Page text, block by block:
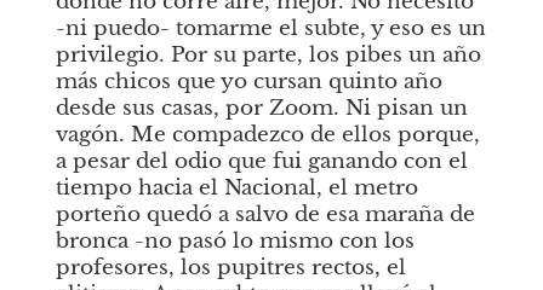
-ni puedo- tomarme el subte, y eso es un
privilegio. Por su parte, los pibes un año
más chicos que yo cursan quinto año
desde sus casas, por Zoom. Ni pisan un
vagón. Me compadezco de ellos porque,
a pesar del odio que fui ganando con el
tiempo hacia el Nacional, el metro
porteño quedó a salvo de esa maraña de
bronca -no pasó lo mismo con los
profesores, los pupitres rectos, el